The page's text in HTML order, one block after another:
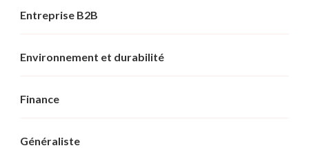
Entreprise B2B
Environnement et durabilité
Finance
Généraliste